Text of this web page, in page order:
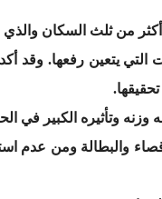
من ثلث السكان والذي
وتأثيره الكبير في
والبطالة ومن عدم